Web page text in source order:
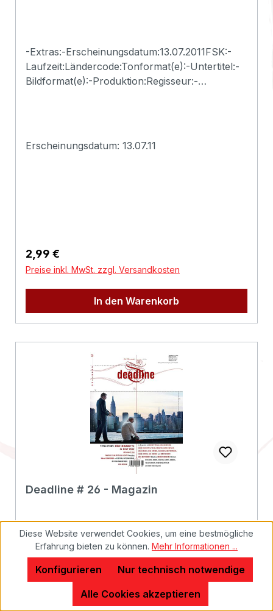
-Extras:-Erscheinungsdatum:13.07.2011FSK:-
Laufzeit:Ländercode:Tonformat(e):-Untertitel:-
Bildformat(e):-Produktion:Regisseur:-
Produktsicherheitsverordnung)Herstellerinform
ationen:Deadline
Erscheinungsdatum: 13.07.11
Regulärer Preis:
2,99 €
Preise inkl. MwSt. zzgl. Versandkosten
In den Warenkorb
Deadline # 26 - Magazin
-Extras:-Erscheinungsdatum:09.03.2011FSK:-
Laufzeit:Ländercode:Tonformat(e):-Untertitel:-
Bildformat(e):-Produktion:Regisseur:-
Schauspieler:-EAN:2500000123139Angaben
Diese Website verwendet Cookies, um eine bestmögliche
Erfahrung bieten zu können. Mehr Informationen ...
Nur technisch notwendige
Konfigurieren
Alle Cookies akzeptieren